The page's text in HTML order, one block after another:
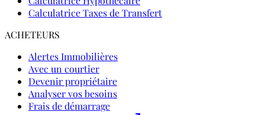
Calculatrice Taxes de Transfert
ACHETEURS
Alertes Immobilières
Avec un courtier
Devenir propriétaire
Analyser vos besoins
Frais de démarrage